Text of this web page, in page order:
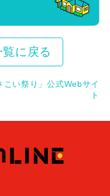
に戻る
い祭り」公式Webサイ
ト